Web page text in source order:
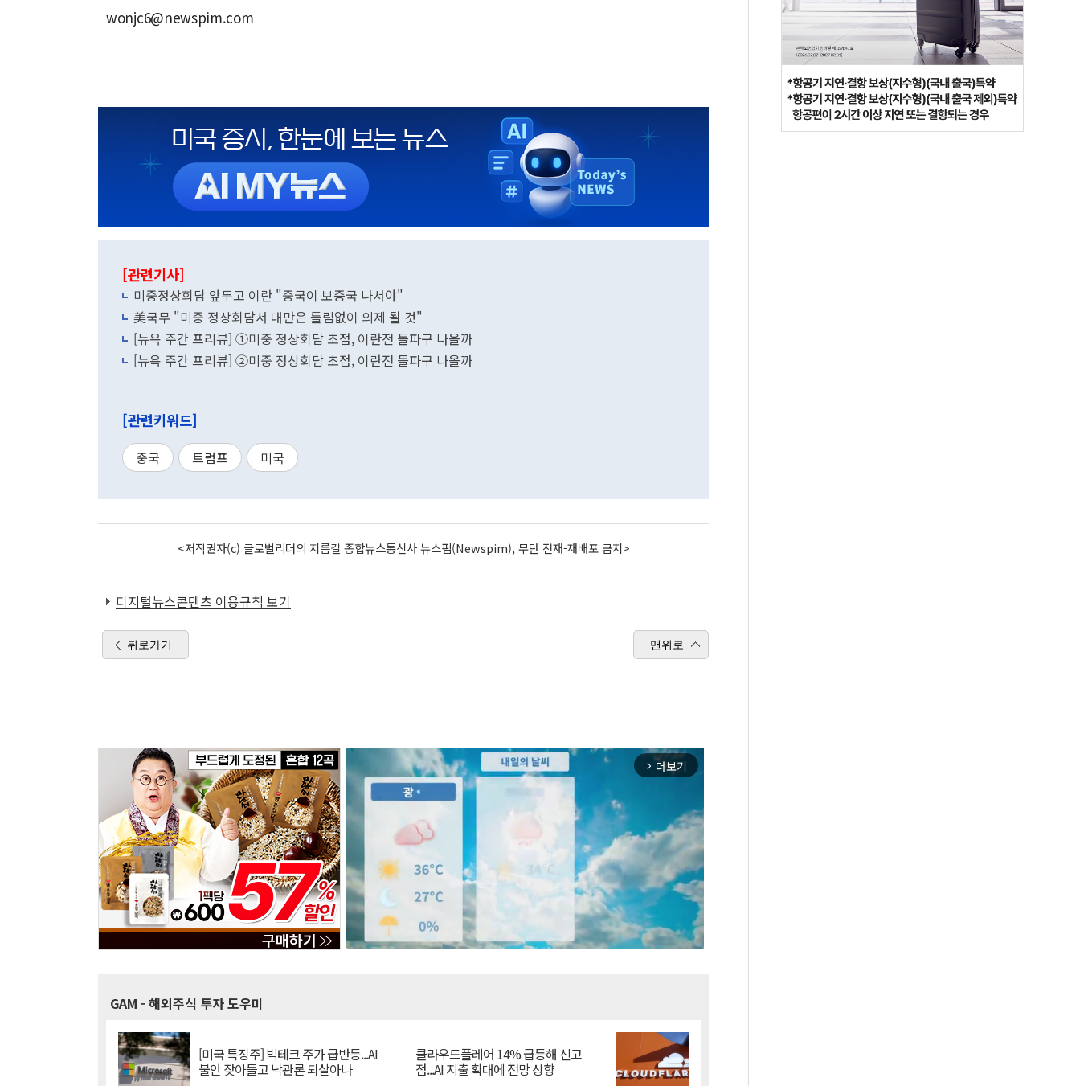
wonjc6@newspim.com
[관련기사]
미중정상회담 앞두고 이란 "중국이 보증국 나서야"
美국무 "미중 정상회담서 대만은 틀림없이 의제 될 것"
[뉴욕 주간 프리뷰] ①미중 정상회담 초점, 이란전 돌파구 나올까
[뉴욕 주간 프리뷰] ②미중 정상회담 초점, 이란전 돌파구 나올까
[관련키워드]
중국 트럼프 미국
<저작권자(c) 글로벌리더의 지름길 종합뉴스통신사 뉴스핌(Newspim), 무단 전재-재배포 금지>
디지털뉴스콘텐츠 이용규칙 보기
뒤로가기 맨위로
arrow_forward_ios 더보기
GAM - 해외주식 투자 도우미
[미국 특징주] 빅테크 주가 급반등...AI
불안 잦아들고 낙관론 되살아나
클라우드플레어 14% 급등해 신고
점...AI 지출 확대에 전망 상향